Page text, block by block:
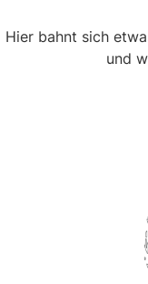
Hier bahnt sich
und